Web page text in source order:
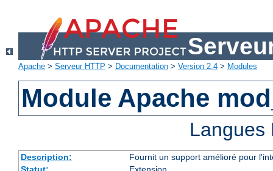
Apache > Serveur HTTP > Documentation > Version 2.4 > Modules
Module Apache
Description:
Fournit un support amélioré pour